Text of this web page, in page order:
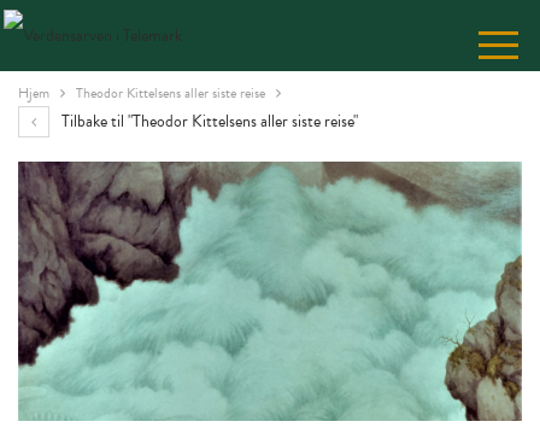
Skip
Content
Hjem Theodor Kittelsens aller siste reise
Tilbake til "Theodor Kittelsens aller siste reise"